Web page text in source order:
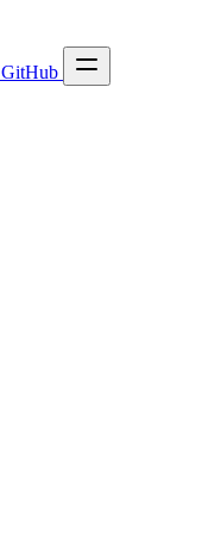
GitHub